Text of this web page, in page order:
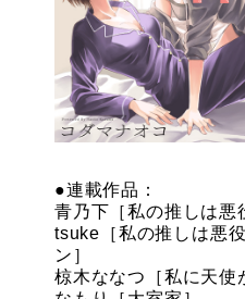
●連載作品：
青乃下［私の推しは悪
tsuke［私の推しは悪
ン］
椋木ななつ［私に天使